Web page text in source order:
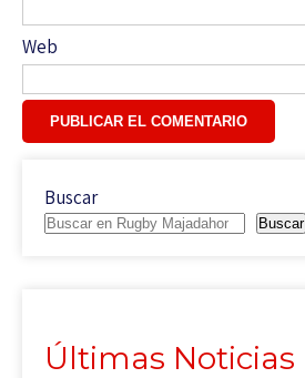
Web
Buscar
Buscar
Últimas Noticias